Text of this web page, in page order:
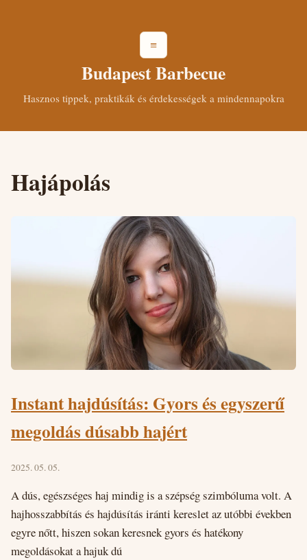
≡
Budapest Barbecue
Hasznos tippek, praktikák és érdekességek a mindennapokra
Hajápolás
Instant hajdúsítás: Gyors és egyszerű
megoldás dúsabb hajért
2025. 05. 05.
A dús, egészséges haj mindig is a szépség szimbóluma volt. A
hajhosszabbítás és hajdúsítás iránti kereslet az utóbbi években
egyre nőtt, hiszen sokan keresnek gyors és hatékony
megoldásokat a hajuk dú